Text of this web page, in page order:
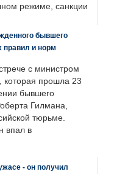
режиме, санкции
бывшего
правил и норм
с министром
которая прошла 23
бывшего
Гилмана,
тюрьме.
впал в
- он получил